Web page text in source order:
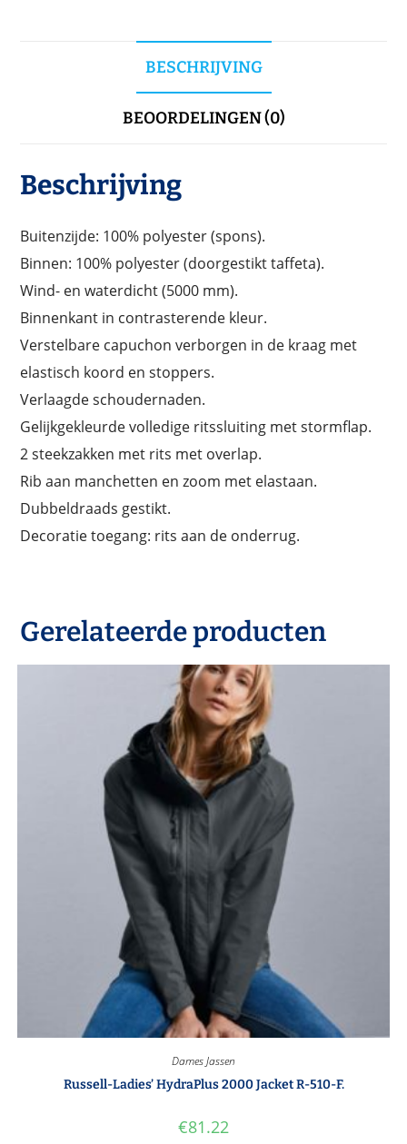
BESCHRIJVING
BEOORDELINGEN (0)
Beschrijving
Buitenzijde: 100% polyester (spons).
Binnen: 100% polyester (doorgestikt taffeta).
Wind- en waterdicht (5000 mm).
Binnenkant in contrasterende kleur.
Verstelbare capuchon verborgen in de kraag met
elastisch koord en stoppers.
Verlaagde schoudernaden.
Gelijkgekleurde volledige ritssluiting met stormflap.
2 steekzakken met rits met overlap.
Rib aan manchetten en zoom met elastaan.
Dubbeldraads gestikt.
Decoratie toegang: rits aan de onderrug.
Gerelateerde producten
Dames Jassen
Russell-Ladies’ HydraPlus 2000 Jacket R-510-F.
€81.22